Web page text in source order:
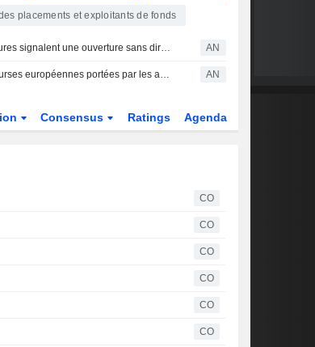
placements et exploitants de fonds
Les futures signalent une ouverture sans direction claire pour les bourses AN
Les bourses européennes portées par les achats ; nouveau record pour le MIB AN
Consensus Ratings Agenda
CO
CO
CO
CO
CO
CO